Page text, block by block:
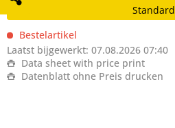
Standard
Bestelartikel
Laatst bijgewerkt: 07.08.2026 07:40
Data sheet with price print
Datenblatt ohne Preis drucken